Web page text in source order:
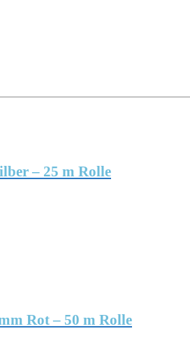
– 25 m Rolle
Rot – 50 m Rolle